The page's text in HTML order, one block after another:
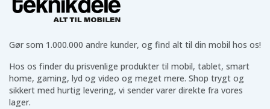
Gør som 1.000.000 andre kunder, og find alt til din mobil hos os!
Hos os finder du prisvenlige produkter til mobil, tablet, smart
home, gaming, lyd og video og meget mere. Shop trygt og
sikkert med hurtig levering, vi sender varer direkte fra vores
lager.